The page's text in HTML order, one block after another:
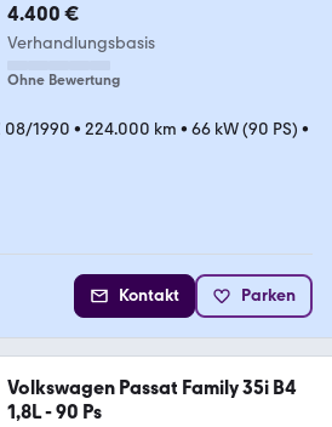
4.400 €
Verhandlungsbasis
Ohne Bewertung
08/1990 • 224.000 km • 66 kW (90 PS) •
Kontakt Parken
Volkswagen Passat Family 35i B4
1,8L - 90 Ps